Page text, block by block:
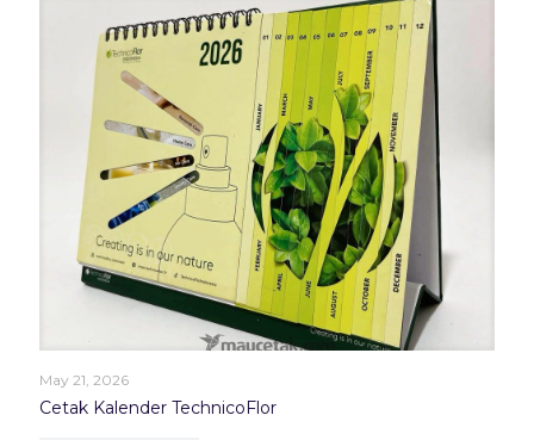
May 21, 2026
Cetak Kalender TechnicoFlor